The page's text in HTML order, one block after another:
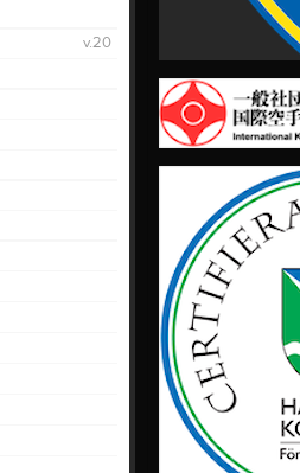
v.20